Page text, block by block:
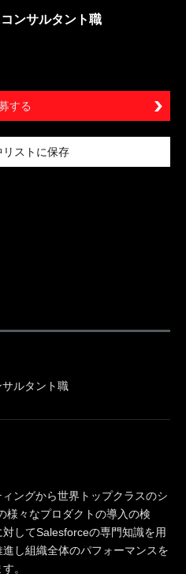
ンサルタント職
する
リストに保存
サルタント職
ングから世界トップクラスのシ
様々なプロダクトの導入の検
してSalesforceの専門知識を用
し組織全体のパフォーマンスを
。